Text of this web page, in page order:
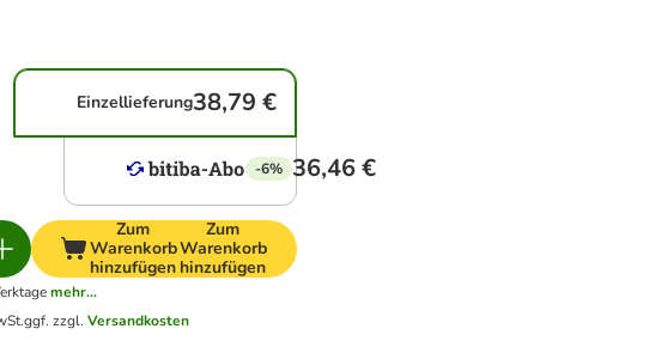
Einzellieferung38,79 €
-6% 36,46 €
Zum
Warenkorb
hinzufügen
Zum
Warenkorb
hinzufügen
mehr...
ggf. zzgl. Versandkosten